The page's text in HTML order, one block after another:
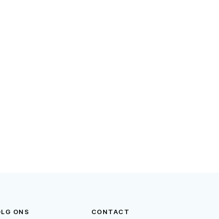
ONS CONTACT